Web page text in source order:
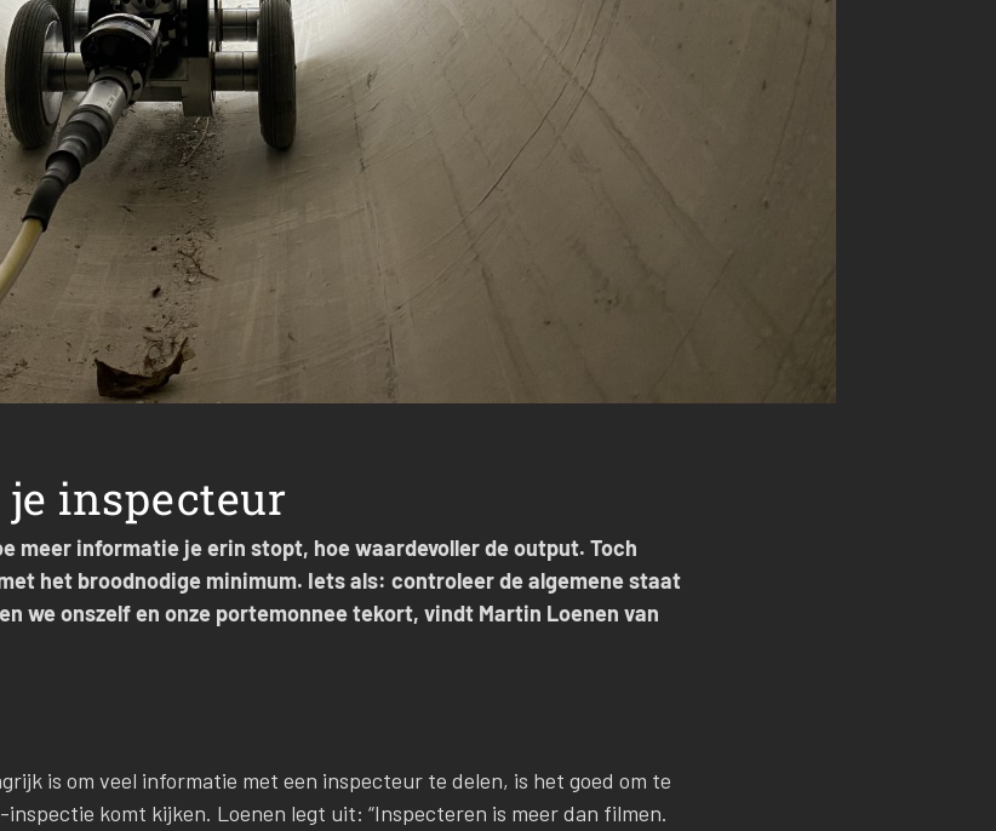
je inspecteur
meer informatie je erin stopt, hoe waardevoller de output. Toch
het broodnodige minimum. Iets als: controleer de algemene staat
we onszelf en onze portemonnee tekort, vindt Martin Loenen van
is om veel informatie met een inspecteur te delen, is het goed om te
komt kijken. Loenen legt uit: “Inspecteren is meer dan filmen.